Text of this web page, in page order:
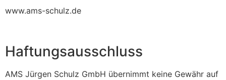
www.ams-schulz.de
Haftungsausschluss
AMS Jürgen Schulz GmbH übernimmt keine Gewähr auf